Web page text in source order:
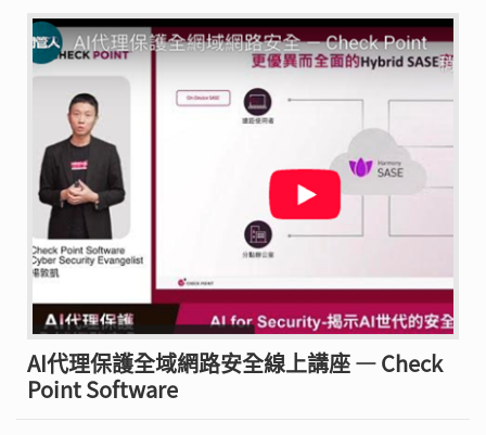
AI代理保護全域網路安全線上講座 — Check
Point Software